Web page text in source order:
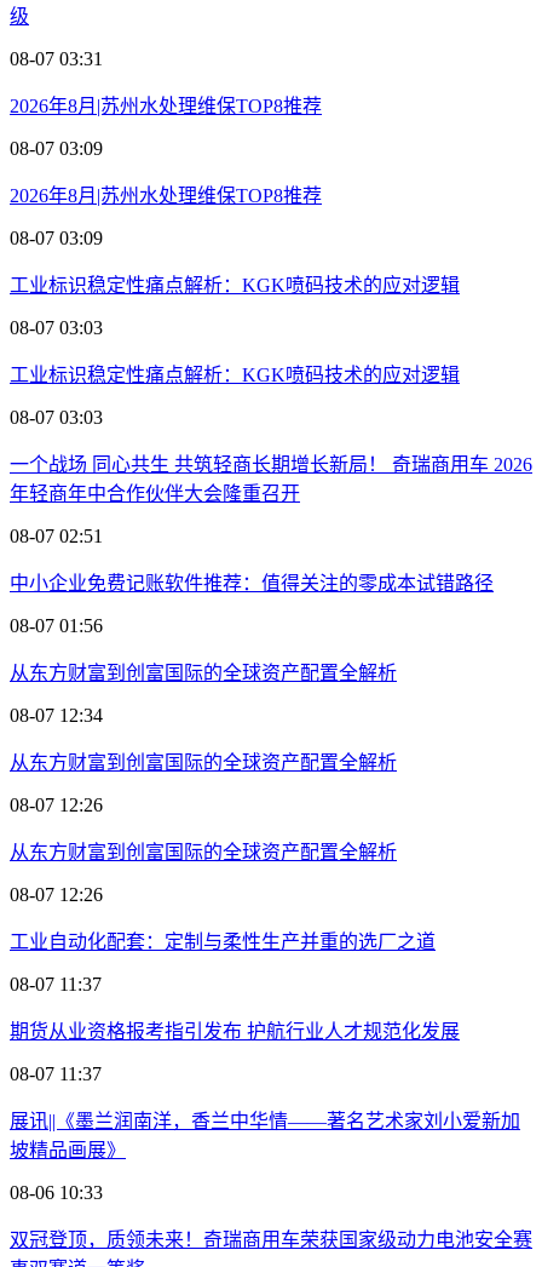
级
08-07 03:31
2026年8月|苏州水处理维保TOP8推荐
08-07 03:09
2026年8月|苏州水处理维保TOP8推荐
08-07 03:09
工业标识稳定性痛点解析：KGK喷码技术的应对逻辑
08-07 03:03
工业标识稳定性痛点解析：KGK喷码技术的应对逻辑
08-07 03:03
一个战场 同心共生 共筑轻商长期增长新局！ 奇瑞商用车 2026
年轻商年中合作伙伴大会隆重召开
08-07 02:51
中小企业免费记账软件推荐：值得关注的零成本试错路径
08-07 01:56
从东方财富到创富国际的全球资产配置全解析
08-07 12:34
从东方财富到创富国际的全球资产配置全解析
08-07 12:26
从东方财富到创富国际的全球资产配置全解析
08-07 12:26
工业自动化配套：定制与柔性生产并重的选厂之道
08-07 11:37
期货从业资格报考指引发布 护航行业人才规范化发展
08-07 11:37
展讯||《墨兰润南洋，香兰中华情——著名艺术家刘小爱新加
坡精品画展》
08-06 10:33
双冠登顶，质领未来！奇瑞商用车荣获国家级动力电池安全赛